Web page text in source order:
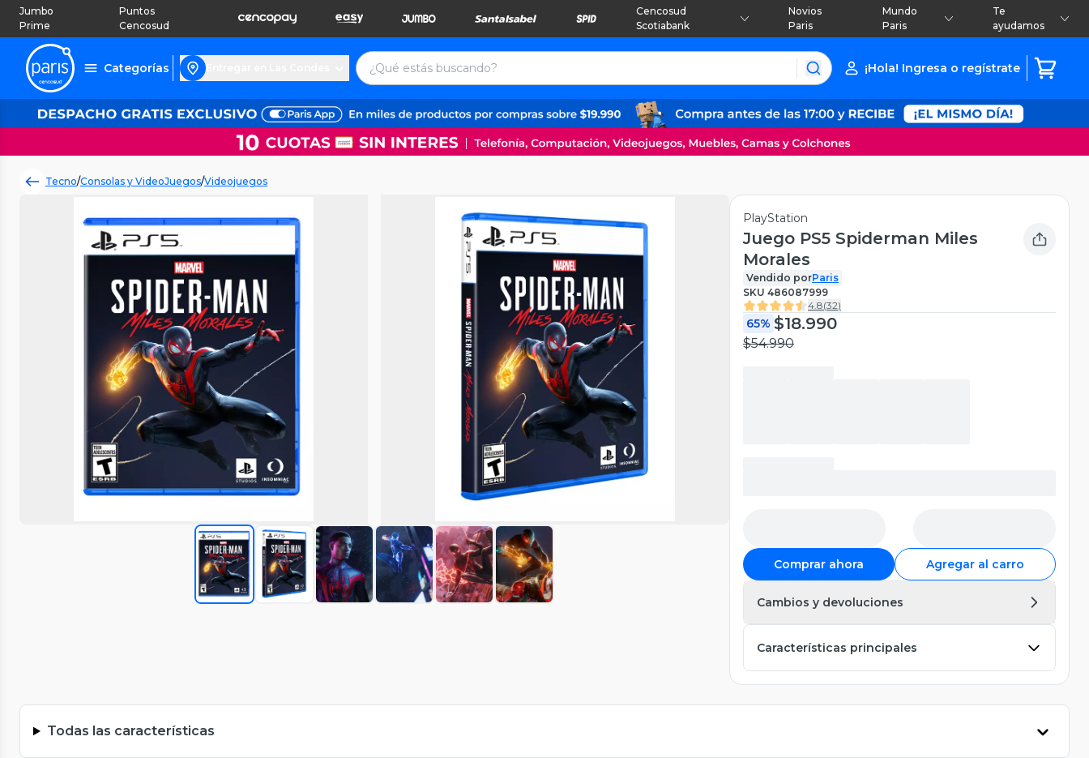
Jumbo
Prime
Puntos
Cencosud
Cencosud
Scotiabank
Novios
Paris
Mundo
Paris
Te
ayudamos
Categorías ¡Hola! Ingresa o regístrate
Tecno/Consolas y VideoJuegos/Videojuegos
PlayStation
Juego PS5 Spiderman Miles
Morales
Vendido porParis
SKU 486087999
4.8(32)
65% $18.990
$54.990
Comprar ahora Agregar al carro
Cambios y devoluciones
Características principales
Todas las características